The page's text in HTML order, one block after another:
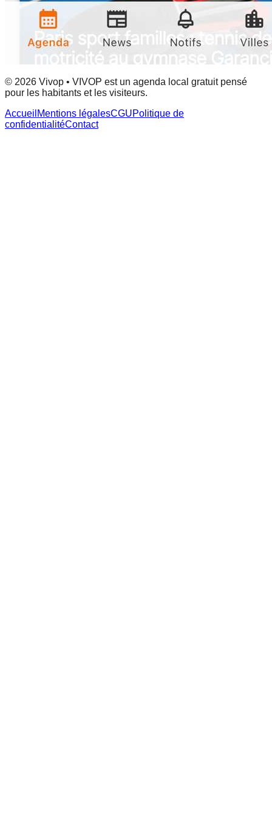
© 2026 Vivop • VIVOP est un agenda local gratuit pensé
pour les habitants et les visiteurs.
Accueil Mentions légalesCGUPolitique de
confidentialitéContact